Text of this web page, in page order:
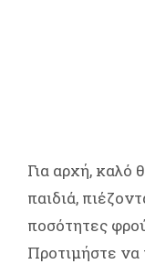
Για αρχή, καλό
παιδιά,
ποσότητες
Προτιμήστε να